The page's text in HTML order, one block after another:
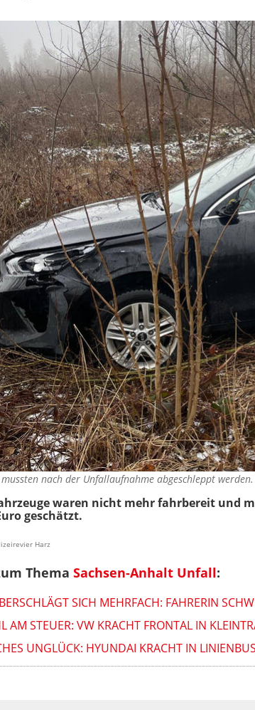
mussten nach der Unfallaufnahme abgeschleppt
waren nicht mehr fahrbereit und
geschätzt.
Harz
Thema Sachsen-Anhalt Unfall:
SICH MEHRFACH: FAHRERIN
AM STEUER: VW KRACHT FRONTAL IN
UNGLÜCK: HYUNDAI KRACHT IN